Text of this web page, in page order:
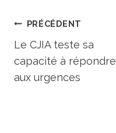
Navigation
de
l’article
PRÉCÉDENT
Le CJIA teste sa
capacité à répondre
aux urgences